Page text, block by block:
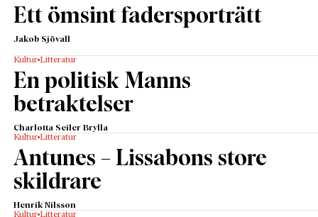
Ett ömsint fadersporträtt
Jakob Sjövall
Kultur Litteratur
En politisk Manns
betraktelser
Charlotta Seiler Brylla
Kultur Litteratur
Antunes – Lissabons store
skildrare
Henrik Nilsson
Kultur Litteratur